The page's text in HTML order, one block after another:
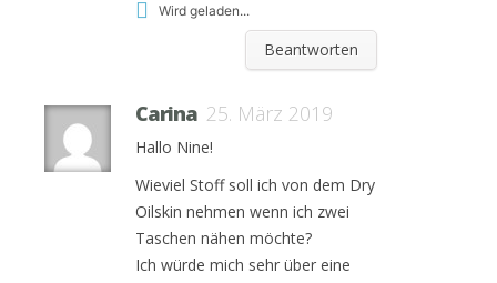
Wird geladen...
Beantworten
Carina 25. März 2019
Hallo Nine!
Wieviel Stoff soll ich von dem Dry
Oilskin nehmen wenn ich zwei
Taschen nähen möchte?
Ich würde mich sehr über eine